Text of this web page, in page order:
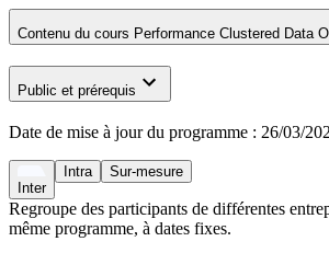
Contenu du cours Performance Clustered Data
Public et prérequis
Date de mise à jour du programme : 26/03/
Inter
Intra Sur-mesure
Regroupe des participants de différentes
même programme, à dates fixes.